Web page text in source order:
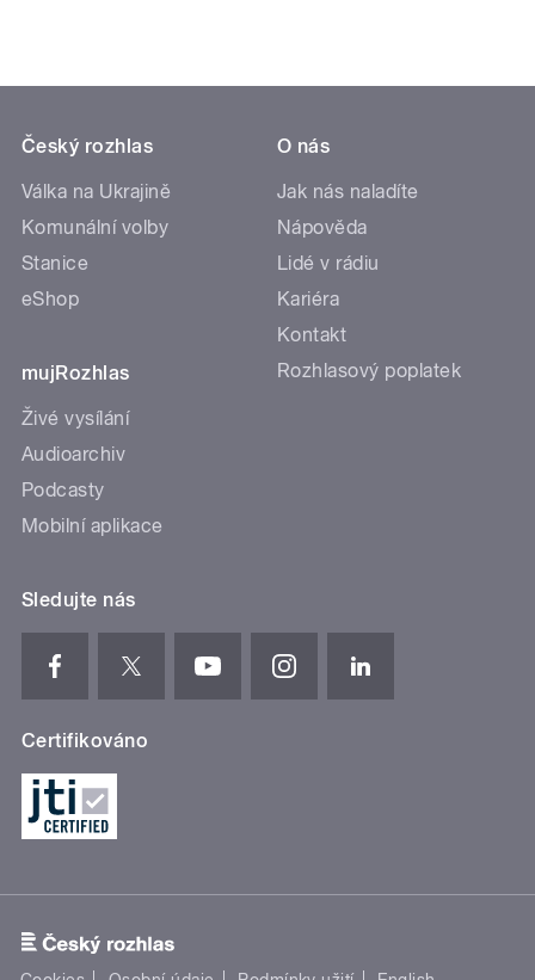
Český rozhlas
Válka na Ukrajině
Komunální volby
Stanice
eShop
mujRozhlas
Živé vysílání
Audioarchiv
Podcasty
Mobilní aplikace
O nás
Jak nás naladíte
Nápověda
Lidé v rádiu
Kariéra
Kontakt
Rozhlasový poplatek
Sledujte nás
Certifikováno